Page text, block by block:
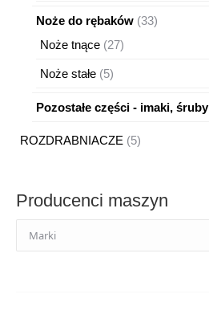
Noże do rębaków 3333
Noże tnące 2727
Noże stałe 55
Pozostałe części - imaki, śruby
ROZDRABNIACZE
55
Producenci maszyn